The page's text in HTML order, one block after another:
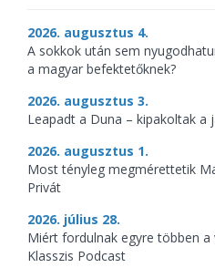
2026. augusztus 4.
A sokkok után sem
a magyar befektetőknek?
2026. augusztus 3.
Leapadt a Duna – kipakoltak a
2026. augusztus 1.
Most tényleg megmérettetik
Privát
2026. július 28.
Miért fordulnak egyre többen a
Klasszis Podcast